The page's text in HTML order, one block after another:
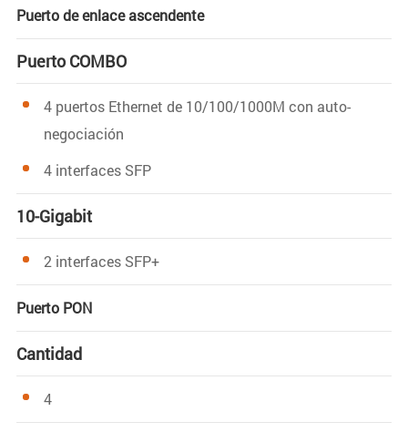
Puerto de enlace ascendente
Puerto COMBO
4 puertos Ethernet de 10/100/1000M con auto-
negociación
4 interfaces SFP
10-Gigabit
2 interfaces SFP+
Puerto PON
Cantidad
4